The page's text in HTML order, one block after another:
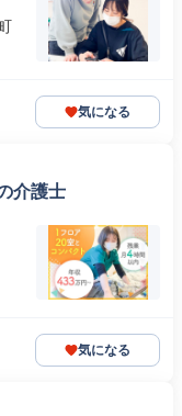
気になる
介護士
気になる